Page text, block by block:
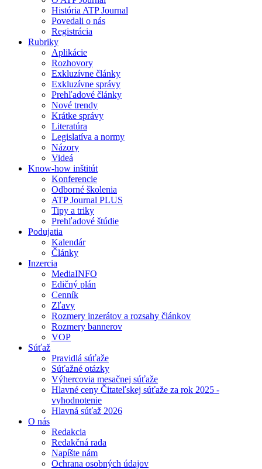
História ATP Journal
Povedali o nás
Registrácia
Rubriky
Aplikácie
Rozhovory
Exkluzívne články
Exkluzívne správy
Prehľadové články
Nové trendy
Krátke správy
Literatúra
Legislatíva a normy
Názory
Videá
Know-how inštitút
Konferencie
Odborné školenia
ATP Journal PLUS
Tipy a triky
Prehľadové štúdie
Podujatia
Kalendár
Články
Inzercia
MediaINFO
Edičný plán
Cenník
Zľavy
Rozmery inzerátov a rozsahy článkov
Rozmery bannerov
VOP
Súťaž
Pravidlá súťaže
Súťažné otázky
Výhercovia mesačnej súťaže
Hlavné ceny Čitateľskej súťaže za rok 2025 -
vyhodnotenie
Hlavná súťaž 2026
O nás
Redakcia
Redakčná rada
Napíšte nám
Ochrana osobných údajov